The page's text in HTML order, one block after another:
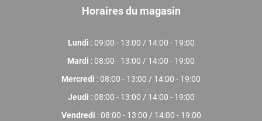
Horaires du magasin
Lundi : 09:00 - 13:00 / 14:00 - 19:00
Mardi : 08:00 - 13:00 / 14:00 - 19:00
Mercredi : 08:00 - 13:00 / 14:00 - 19:00
Jeudi : 08:00 - 13:00 / 14:00 - 19:00
Vendredi : 08:00 - 13:00 / 14:00 - 19:00